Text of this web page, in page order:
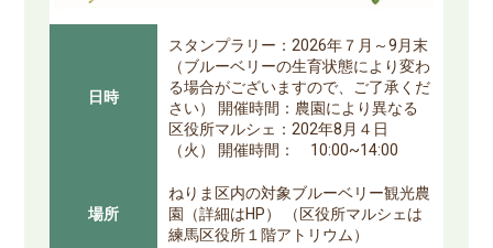
日時
スタンプラリー：2026年７月～9月末
（ブルーベリーの生育状態により変わ
る場合がございますので、ご了承くだ
さい） 開催時間：農園により異なる
区役所マルシェ：202年8月４日
（火） 開催時間： 10:00~14:00
場所
ねりま区内の対象ブルーベリー観光農
園（詳細はHP） （区役所マルシェは
練馬区役所１階アトリウム）